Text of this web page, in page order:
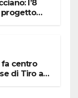
l’8
progetto
fa centro
di Tiro a